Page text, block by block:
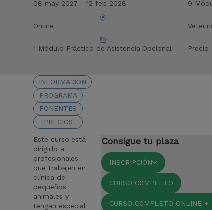
08 may 2027 - 12 feb 2028 9
Online
1 Módulo Práctico de Asistencia Opcional Precio
INFORMACIÓN
PROGRAMA
PONENTES
PRECIOS
Este curso está
dirigido a
profesionales
que trabajen en
clínica de
pequeños
animales y
tengan especial
Consigue tu plaza
INSCRIPCIÓN
CURSO COMPLETO
CURSO COMPLETO ONLINE +